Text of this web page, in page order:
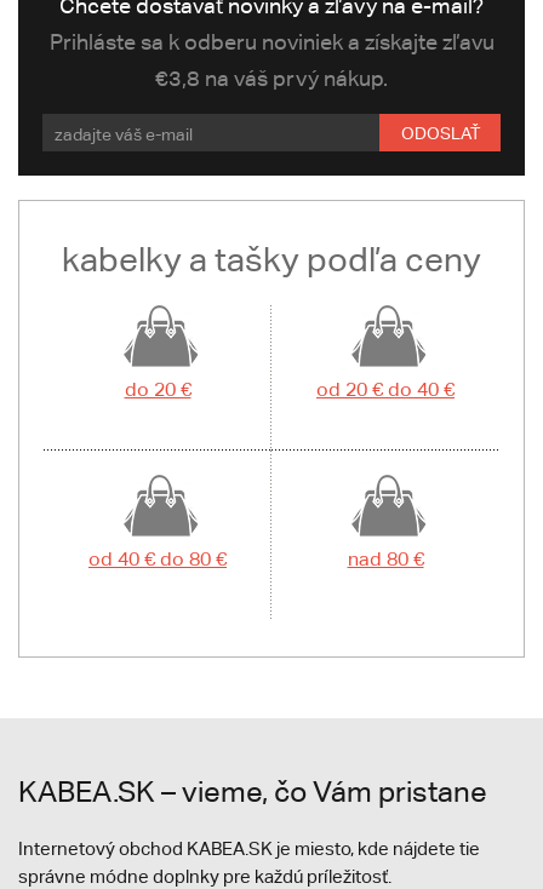
Chcete dostávať novinky a zľavy na e-mail?
Prihláste sa k odberu noviniek a získajte zľavu
€3,8 na váš prvý nákup.
ODOSLAŤ
kabelky a tašky podľa ceny
do 20 € od 20 € do 40 €
od 40 € do 80 € nad 80 €
KABEA.SK – vieme, čo Vám pristane
Internetový obchod KABEA.SK je miesto, kde nájdete tie
správne módne doplnky pre každú príležitosť.